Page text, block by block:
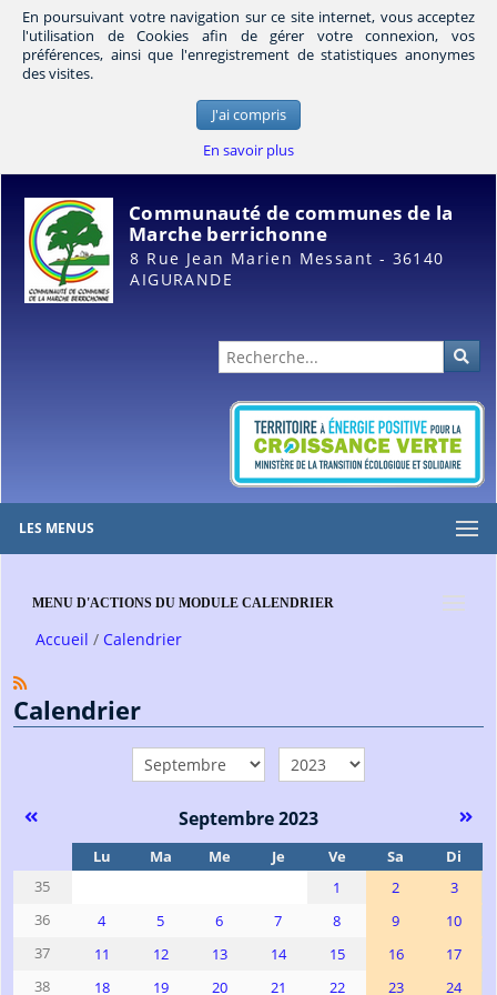
En poursuivant votre navigation sur ce site internet, vous acceptez
l'utilisation de Cookies afin de gérer votre connexion, vos
préférences, ainsi que l'enregistrement de statistiques anonymes
des visites.
J'ai compris
En savoir plus
Communauté de communes de la
Marche berrichonne
8 Rue Jean Marien Messant - 36140
AIGURANDE
LES MENUS
MENU D'ACTIONS DU MODULE CALENDRIER
Accueil Calendrier
Calendrier
mois année
Septembre 2023
Lu Ma Me Je Ve Sa
Di
35
1 2
3
36
4 5 6 7 8 9
10
37
11 12 13 14 15 16
17
38
18 19 20 21 22 23 24